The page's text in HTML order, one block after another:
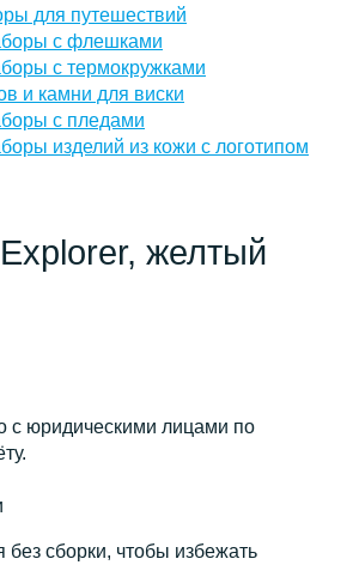
для путешествий
с флешками
с термокружками
и камни для виски
с пледами
изделий из кожи с логотипом
желтый
с юридическими лицами по
без сборки, чтобы избежать